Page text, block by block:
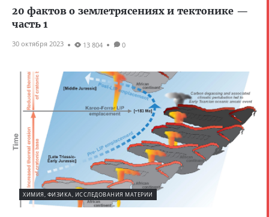
20 фактов о землетрясениях и тектонике —
часть 1
30 октября 2023 13 804 0
ХИМИЯ, ФИЗИКА, ИССЛЕДОВАНИЯ МАТЕРИИ